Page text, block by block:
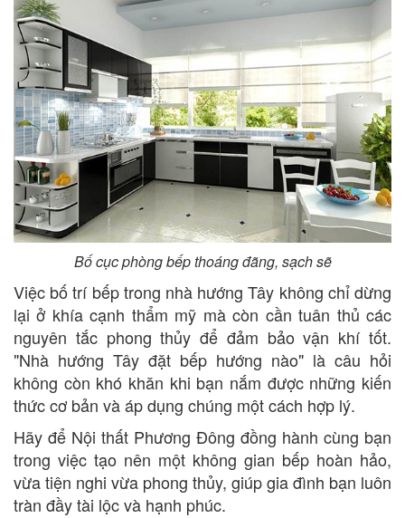
Bố cục phòng bếp thoáng đãng, sạch sẽ
Việc bố trí bếp trong nhà hướng Tây không chỉ dừng
lại ở khía cạnh thẩm mỹ mà còn cần tuân thủ các
nguyên tắc phong thủy để đảm bảo vận khí tốt.
"Nhà hướng Tây đặt bếp hướng nào" là câu hỏi
không còn khó khăn khi bạn nắm được những kiến
thức cơ bản và áp dụng chúng một cách hợp lý.
Hãy để Nội thất Phương Đông đồng hành cùng bạn
trong việc tạo nên một không gian bếp hoàn hảo,
vừa tiện nghi vừa phong thủy, giúp gia đình bạn luôn
tràn đầy tài lộc và hạnh phúc.